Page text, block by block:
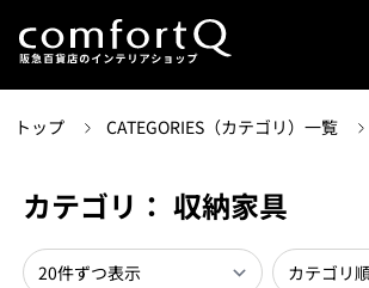
トップ CATEGORIES（カテゴリ）一覧
カテゴリ： 収納家具